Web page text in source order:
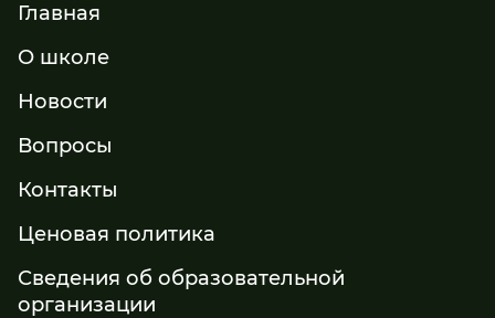
Главная
О школе
Новости
Вопросы
Контакты
Ценовая политика
Сведения об образовательной
организации